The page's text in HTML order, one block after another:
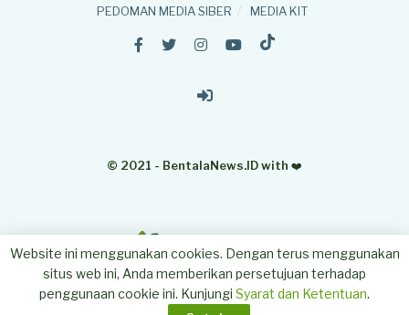
PEDOMAN MEDIA SIBER
MEDIA KIT
© 2021 - BentalaNews.ID with ❤️
Website ini menggunakan cookies. Dengan terus menggunakan
situs web ini, Anda memberikan persetujuan terhadap
penggunaan cookie ini. Kunjungi Syarat dan Ketentuan.